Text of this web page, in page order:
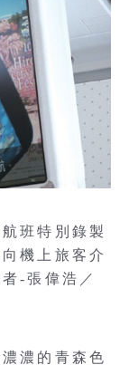
班特別錄製
機上旅客介
-張偉浩／
濃的青森色